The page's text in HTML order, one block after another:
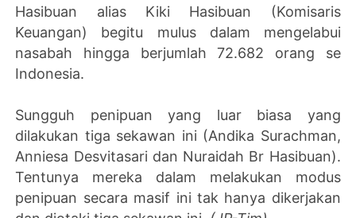
Hasibuan alias Kiki Hasibuan (Komisaris
Keuangan) begitu mulus dalam mengelabui
nasabah hingga berjumlah 72.682 orang se
Indonesia.
Sungguh penipuan yang luar biasa yang
dilakukan tiga sekawan ini (Andika Surachman,
Anniesa Desvitasari dan Nuraidah Br Hasibuan).
Tentunya mereka dalam melakukan modus
penipuan secara masif ini tak hanya dikerjakan